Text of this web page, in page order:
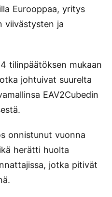
Eurooppaa, yritys
viivästysten ja
tilinpäätöksen mukaan
johtuivat suurelta
EAV2Cubedin
onnistunut vuonna
herätti huolta
jotka pitivät